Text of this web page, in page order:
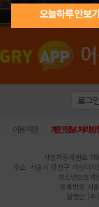
오늘하루 안보기
로그인
이용약관 개인정보 처리방
사업자등록번호
주소: 서울시 금천구 가산디
청소년보호책
등록번호:서
발행인:(주